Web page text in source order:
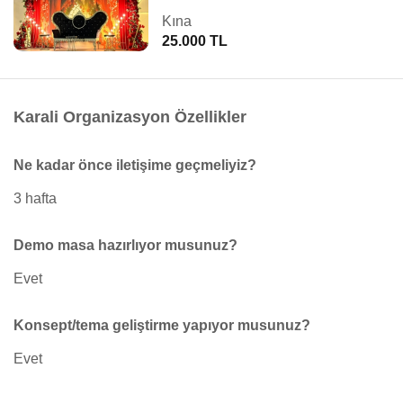
Kına
25.000 TL
Karali Organizasyon Özellikler
Ne kadar önce iletişime geçmeliyiz?
3 hafta
Demo masa hazırlıyor musunuz?
Evet
Konsept/tema geliştirme yapıyor musunuz?
Evet